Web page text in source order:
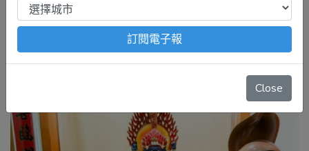
注意：出發前請去官網再次確認！
本站內容由程式自動抓
取，沒有算到疫情影響、例行休館日、國定假日、移師外地
12 13
訂閱電子報
Close